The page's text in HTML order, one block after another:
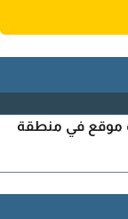
موقع في منطقة